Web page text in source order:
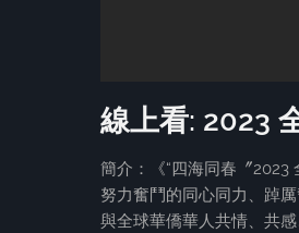
線上看: 2023
簡介：《“四海同春〞2023
努力奮鬥的同心同力、踔
與全球華僑華人共情、共感